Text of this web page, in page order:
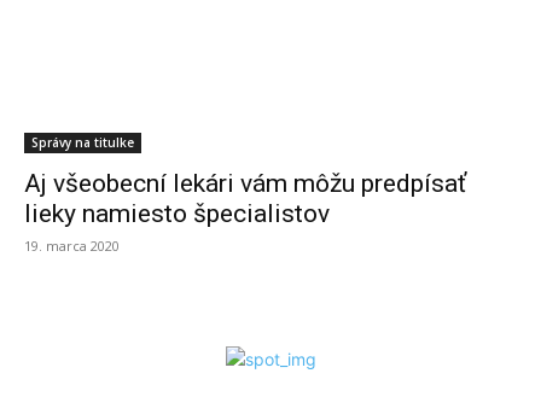
Správy na titulke
Aj všeobecní lekári vám môžu predpísať
lieky namiesto špecialistov
19. marca 2020